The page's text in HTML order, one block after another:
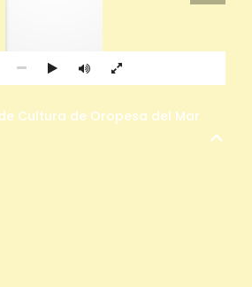
Cultura de Oropesa del Mar